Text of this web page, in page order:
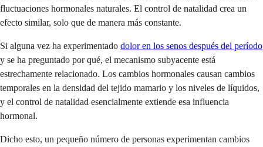
fluctuaciones hormonales naturales. El control de natalidad crea un
efecto similar, solo que de manera más constante.
Si alguna vez ha experimentado dolor en los senos después del período
y se ha preguntado por qué, el mecanismo subyacente está
estrechamente relacionado. Los cambios hormonales causan cambios
temporales en la densidad del tejido mamario y los niveles de líquidos,
y el control de natalidad esencialmente extiende esa influencia
hormonal.
Dicho esto, un pequeño número de personas experimentan cambios